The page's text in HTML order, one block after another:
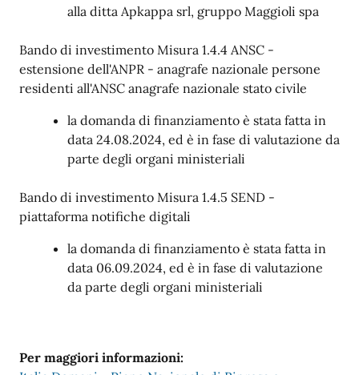
alla ditta Apkappa srl, gruppo Maggioli spa
Bando di investimento Misura 1.4.4 ANSC -
estensione dell'ANPR - anagrafe nazionale persone
residenti all'ANSC anagrafe nazionale stato civile
la domanda di finanziamento è stata fatta in
data 24.08.2024, ed è in fase di valutazione da
parte degli organi ministeriali
Bando di investimento Misura 1.4.5 SEND -
piattaforma notifiche digitali
la domanda di finanziamento è stata fatta in
data 06.09.2024, ed è in fase di valutazione
da parte degli organi ministeriali
Per maggiori informazioni: